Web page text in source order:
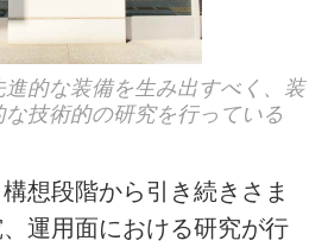
的な装備を生み出すべく、装
技術的の研究を行っている
想段階から引き続きさま
運用面における研究が行